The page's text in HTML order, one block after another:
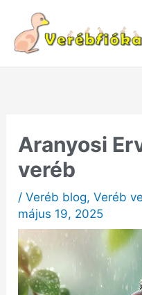
content
Aranyosi
veréb
/Veréb blog,Veréb
május 19, 2025